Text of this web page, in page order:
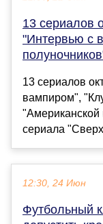
13 сериалов
"Интервью с
13 сериалов
вампиром",
сериала
12:30, 24 Июн
Футбольный